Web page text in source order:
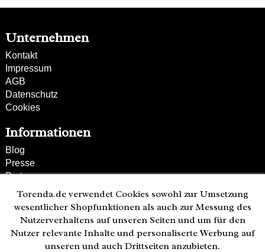
Unternehmen
Kontakt
Impressum
AGB
Datenschutz
Cookies
Informationen
Blog
Presse
Partner
Versand und Zahlung
Bestellung wiederrufen
Kunden-Hotline
(040) 244 249-49
Torenda.de verwendet Cookies sowohl zur Umsetzung
wesentlicher Shopfunktionen als auch zur Messung des
Nutzerverhaltens auf unseren Seiten und um für den
Nutzer relevante Inhalte und personaliserte Werbung auf
unseren und auch Drittseiten anzubieten.